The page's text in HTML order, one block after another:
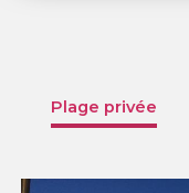
Plage privée